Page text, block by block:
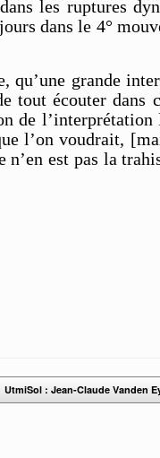
les ruptures
dans le 4°
qu’une grande
tout écouter dans
de l’interprétation
l’on voudrait,
est pas la
UtmiSol : Jean-Claude Vanden